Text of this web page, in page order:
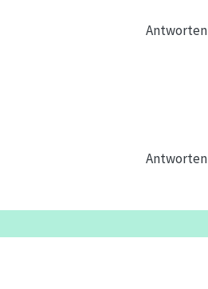
Antworten
Antworten